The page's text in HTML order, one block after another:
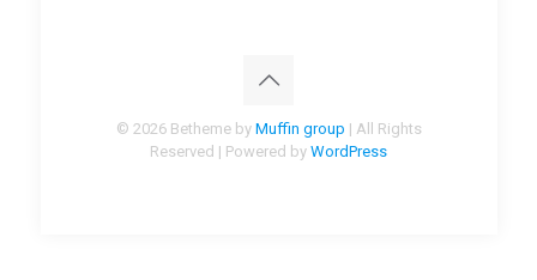
© 2026 Betheme by Muffin group | All Rights
Reserved | Powered by WordPress